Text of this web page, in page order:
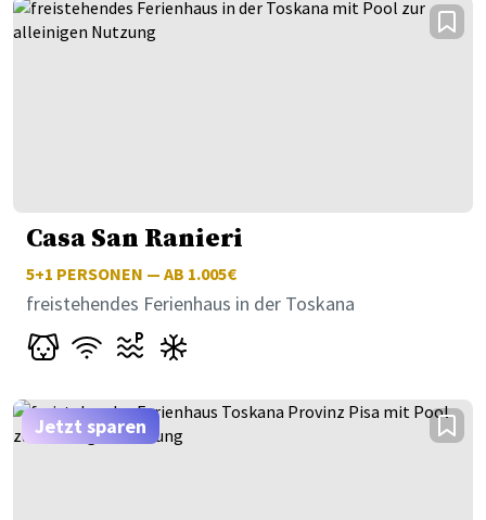
Casa San Ranieri
5+1 PERSONEN — AB 1.005€
freistehendes Ferienhaus in der Toskana
Jetzt sparen